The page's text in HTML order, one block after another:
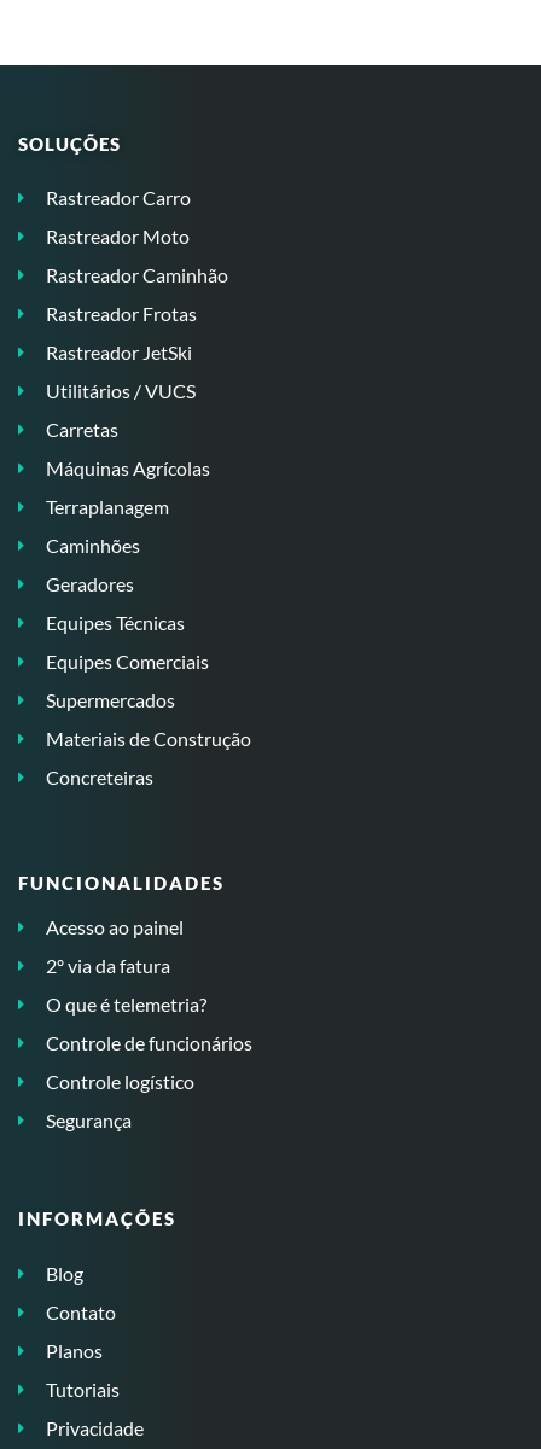
SOLUÇÕES
Rastreador Carro
Rastreador Moto
Rastreador Caminhão
Rastreador Frotas
Rastreador JetSki
Utilitários / VUCS
Carretas
Máquinas Agrícolas
Terraplanagem
Caminhões
Geradores
Equipes Técnicas
Equipes Comerciais
Supermercados
Materiais de Construção
Concreteiras
FUNCIONALIDADES
Acesso ao painel
2º via da fatura
O que é telemetria?
Controle de funcionários
Controle logístico
Segurança
INFORMAÇÕES
Blog
Contato
Planos
Tutoriais
Privacidade